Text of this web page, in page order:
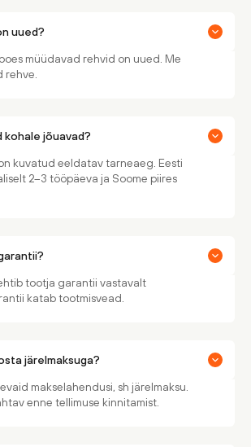
uued?
müüdavad rehvid on uued. Me
rehve.
kohale jõuavad?
kuvatud eeldatav tarneaeg. Eesti
2–3 tööpäeva ja Soome piires
tootja garantii vastavalt
katab tootmisvead.
järelmaksuga?
makselahendusi, sh järelmaksu.
enne tellimuse kinnitamist.